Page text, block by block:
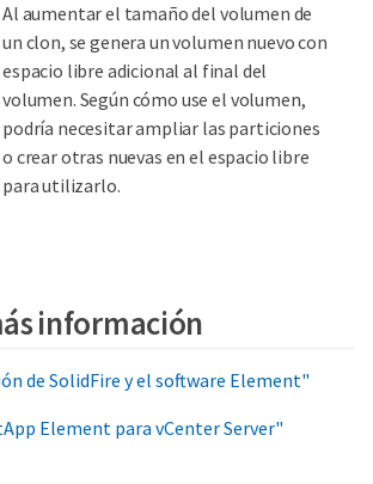
Al aumentar el tamaño del volumen de
un clon, se genera un volumen nuevo con
espacio libre adicional al final del
volumen. Según cómo use el volumen,
podría necesitar ampliar las particiones
o crear otras nuevas en el espacio libre
para utilizarlo.
información
de SolidFire y el software Element"
Element para vCenter Server"